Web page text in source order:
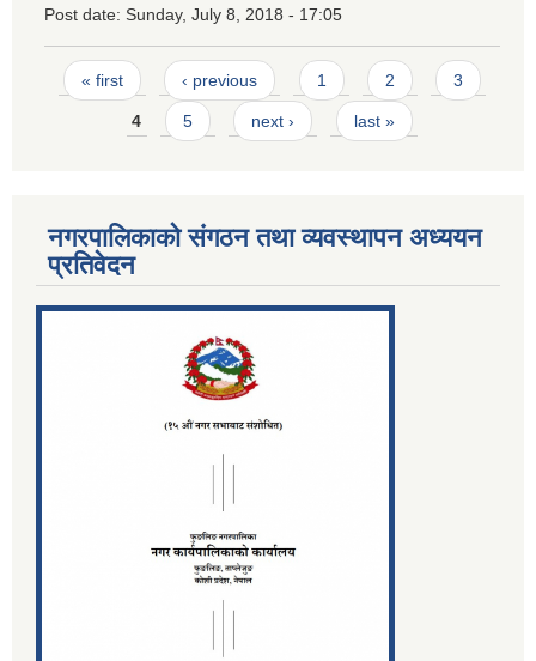
Post date: Sunday, July 8, 2018 - 17:05
Pages
« first ‹ previous 1 2 3
4 5 next › last »
नगरपालिकाको संगठन तथा व्यवस्थापन अध्ययन
प्रतिवेदन